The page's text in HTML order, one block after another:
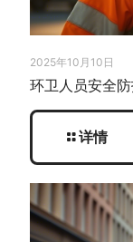
2025年10月10日
环卫人员安全
详情